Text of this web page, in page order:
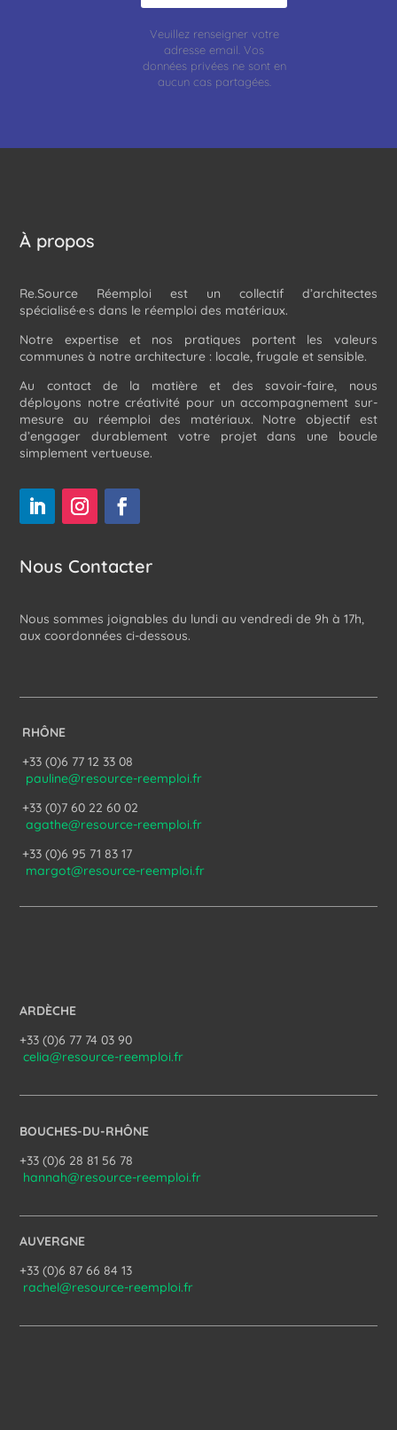
Veuillez renseigner votre
adresseemail.Vos
données privées ne sont en
aucun cas partagées.
À propos
Re.Source Réemploi est un collectif d’architectes
spécialisé·e·s dans le réemploi des matériaux.
Notre expertise et nos pratiques portent les valeurs
communes à notre architecture : locale, frugale et sensible.
Au contact de la matière et des savoir-faire, nous
déployons notre créativité pour un accompagnement sur-
mesure au réemploi des matériaux. Notre objectif est
d’engager durablement votre projet dans une boucle
simplement vertueuse.
Nous Contacter
Nous sommes joignables du lundi au vendredi de 9h à 17h,
aux coordonnées ci-dessous.
RHÔNE
+33 (0)6 77 12 33 08
pauline@resource-reemploi.fr
+33 (0)7 60 22 60 02
agathe@resource-reemploi.fr
+33 (0)6 95 71 83 17
margot@resource-reemploi.fr
ARDÈCHE
+33 (0)6 77 74 03 90
celia@resource-reemploi.fr
BOUCHES-DU-RHÔNE
+33 (0)6 28 81 56 78
hannah@resource-reemploi.fr
AUVERGNE
+33 (0)6 87 66 84 13
rachel@resource-reemploi.fr